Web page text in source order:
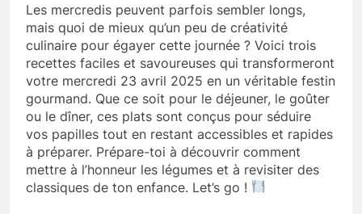
Les mercredis peuvent parfois sembler longs,
mais quoi de mieux qu’un peu de créativité
culinaire pour égayer cette journée ? Voici trois
recettes faciles et savoureuses qui transformeront
votre mercredi 23 avril 2025 en un véritable festin
gourmand. Que ce soit pour le déjeuner, le goûter
ou le dîner, ces plats sont conçus pour séduire
vos papilles tout en restant accessibles et rapides
à préparer. Prépare-toi à découvrir comment
mettre à l’honneur les légumes et à revisiter des
classiques de ton enfance. Let’s go !